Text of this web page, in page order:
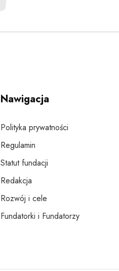
Nawigacja
Polityka prywatności
Regulamin
Statut fundacji
Redakcja
Rozwój i cele
Fundatorki i Fundatorzy